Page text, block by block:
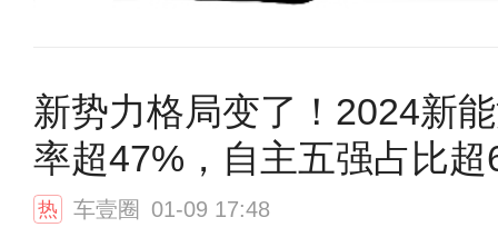
新势力格局变了！2024新
率超47%，自主五强占比超
热 车壹圈 01-09 17:48